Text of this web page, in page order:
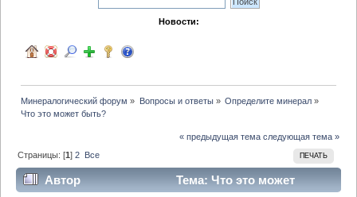
Новости:
Минералогический форум » Вопросы и ответы» Определите минерал»
Что это может быть?
« предыдущая тема следующая тема »
ПЕЧАТЬ
Страницы: [1]2 Все
Автор
Тема: Что это может